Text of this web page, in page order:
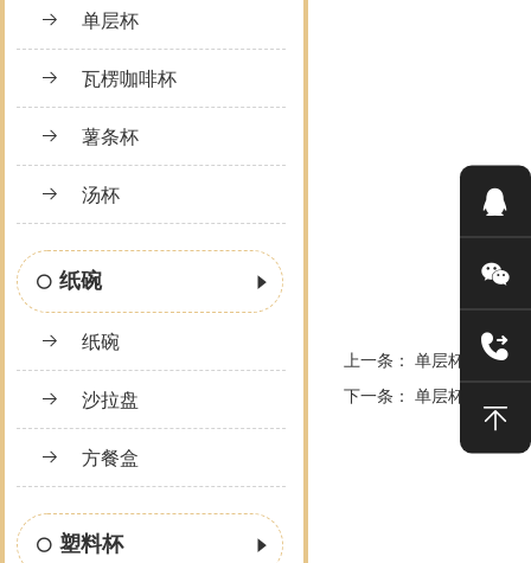
单层杯
瓦楞咖啡杯
薯条杯
汤杯
纸碗
纸碗
沙拉盘
方餐盒
塑料杯
上一条： 单层杯
下一条： 单层杯